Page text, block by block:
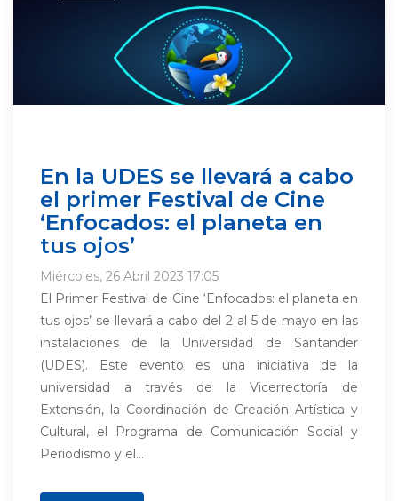
En la UDES se llevará a cabo
el primer Festival de Cine
‘Enfocados: el planeta en
tus ojos’
Miércoles, 26 Abril 2023 17:05
El Primer Festival de Cine ‘Enfocados: el planeta en
tus ojos’ se llevará a cabo del 2 al 5 de mayo en las
instalaciones de la Universidad de Santander
(UDES). Este evento es una iniciativa de la
universidad a través de la Vicerrectoría de
Extensión, la Coordinación de Creación Artística y
Cultural, el Programa de Comunicación Social y
Periodismo y el...